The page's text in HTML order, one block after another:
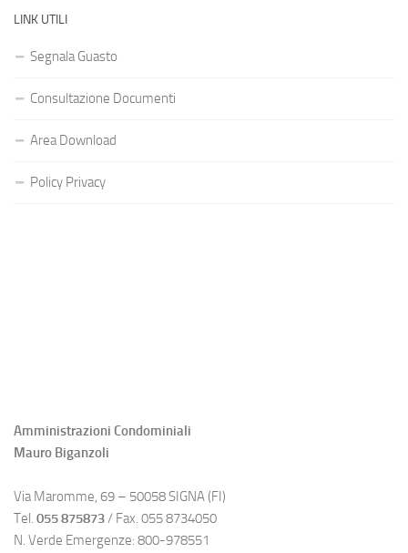
LINK UTILI
Segnala Guasto
Consultazione Documenti
Area Download
Policy Privacy
Amministrazioni Condominiali
Mauro Biganzoli
Via Maromme, 69 – 50058 SIGNA (FI)
Tel. 055 875873/ Fax. 055 8734050
N. Verde Emergenze: 800-978551